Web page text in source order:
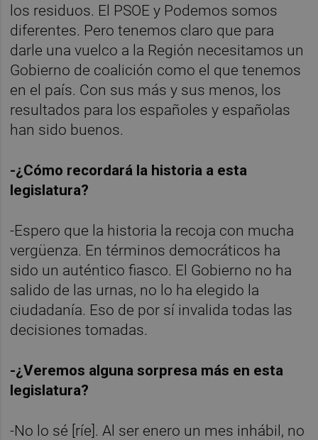
los residuos. El PSOE y Podemos somos
diferentes. Pero tenemos claro que para
darle una vuelco a la Región necesitamos un
Gobierno de coalición como el que tenemos
en el país. Con sus más y sus menos, los
resultados para los españoles y españolas
han sido buenos.
-¿Cómo recordará la historia a esta
legislatura?
-Espero que la historia la recoja con mucha
vergüenza. En términos democráticos ha
sido un auténtico fiasco. El Gobierno no ha
salido de las urnas, no lo ha elegido la
ciudadanía. Eso de por sí invalida todas las
decisiones tomadas.
-¿Veremos alguna sorpresa más en esta
legislatura?
-No lo sé [ríe]. Al ser enero un mes inhábil, no